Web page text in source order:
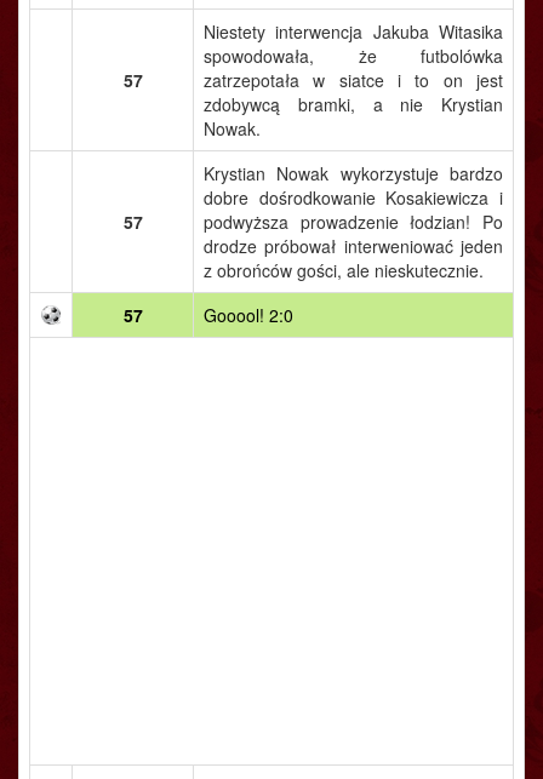
57
Niestety interwencja Jakuba Witasika
spowodowała, że futbolówka
zatrzepotała w siatce i to on jest
zdobywcą bramki, a nie Krystian
Nowak.
57
Krystian Nowak wykorzystuje bardzo
dobre dośrodkowanie Kosakiewicza i
podwyższa prowadzenie łodzian! Po
drodze próbował interweniować jeden
z obrońców gości, ale nieskutecznie.
57
Gooool! 2:0